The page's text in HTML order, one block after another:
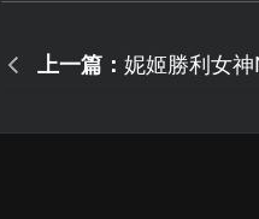
上一篇： 妮姬勝利女